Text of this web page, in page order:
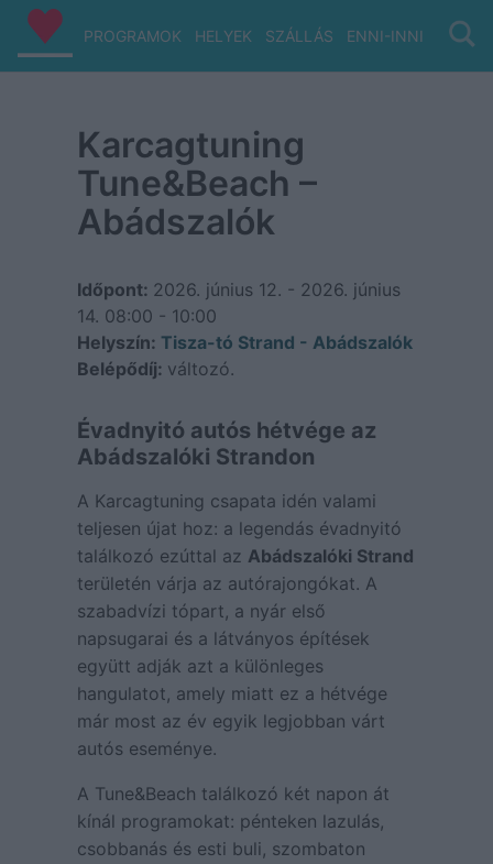
PROGRAMOK HELYEK SZÁLLÁS ENNI-INNI VIZ/
Karcagtuning
Tune&Beach –
Abádszalók
Időpont: 2026. június 12. - 2026. június
14. 08:00 - 10:00
Helyszín: Tisza-tó Strand - Abádszalók
Belépődíj: változó.
Évadnyitó autós hétvége az
Abádszalóki Strandon
A Karcagtuning csapata idén valami
teljesen újat hoz: a legendás évadnyitó
találkozó ezúttal az Abádszalóki Strand
területén várja az autórajongókat. A
szabadvízi tópart, a nyár első
napsugarai és a látványos építések
együtt adják azt a különleges
hangulatot, amely miatt ez a hétvége
már most az év egyik legjobban várt
autós eseménye.
A Tune&Beach találkozó két napon át
kínál programokat: pénteken lazulás,
csobbanás és esti buli, szombaton